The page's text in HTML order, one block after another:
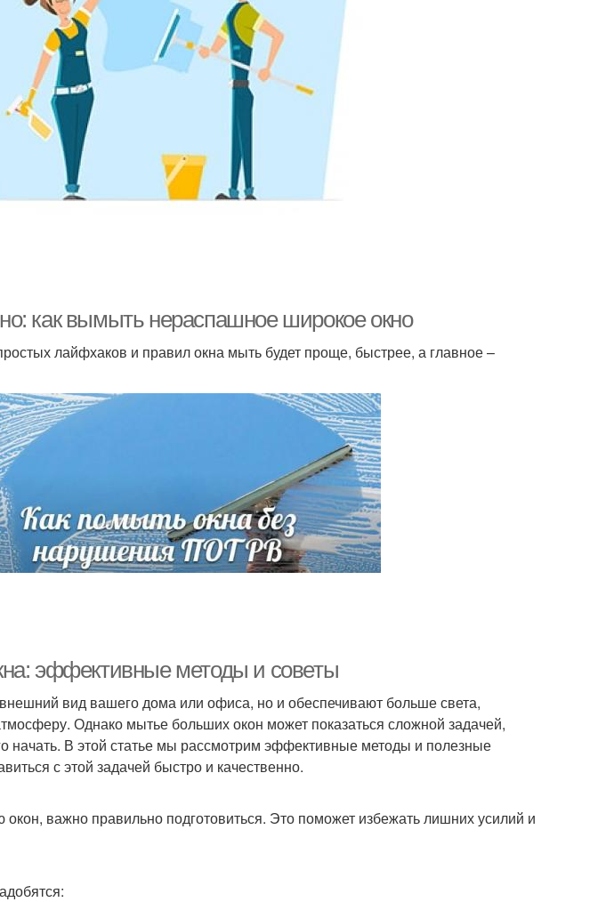
как вымыть нераспашное широкое окно
лайфхаков и правил окна мыть будет проще, быстрее, а главное –
эффективные методы и советы
вид вашего дома или офиса, но и обеспечивают больше света,
Однако мытье больших окон может показаться сложной задачей,
начать. В этой статье мы рассмотрим эффективные методы и полезные
с этой задачей быстро и качественно.
окон, важно правильно подготовиться. Это поможет избежать лишних усилий и